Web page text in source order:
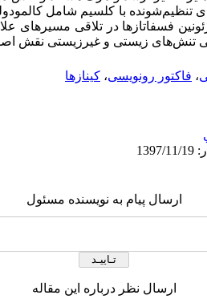
تنظیم‌شونده با کلسیم شامل
فسفاتازها در تلاقی مسیرهای
تنش‌های زیستی و غیرزیستی نقش
، فاکتور رونویسی، کینازها
ارسال پیام به نویسنده مسئول
ارسال نظر درباره این مقاله